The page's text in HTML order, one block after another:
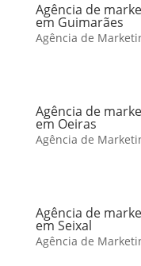
Agência de
em Guimarães
Agência de
Agência de
em Oeiras
Agência de
Agência de
em Seixal
Agência de